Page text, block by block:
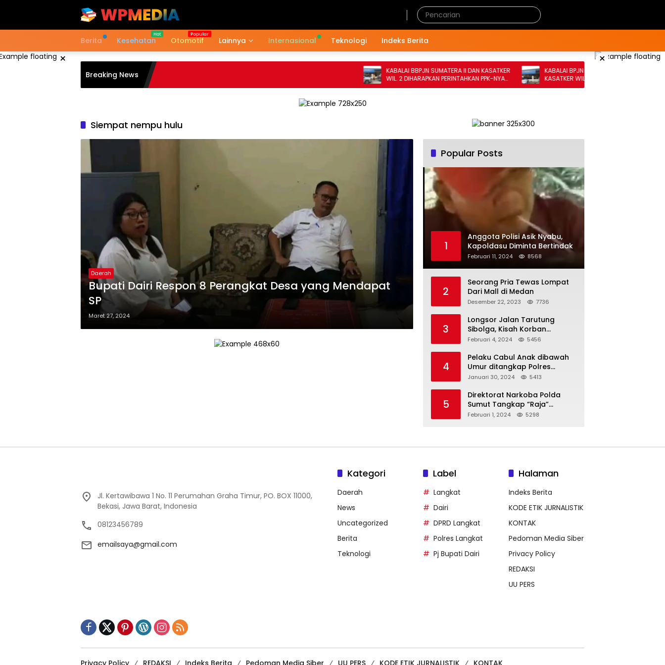
Berita Kesehatan Otomotif Lainnya Internasional Teknologi Indeks Berita
× ×
Breaking News
KABALAI BBPJN SUMATERA II DAN KASATKER
WIL. 2 DIHARAPKAN PERINTAHKAN PPK-NYA
MEMPERBAIKI DRAINASE DI RUAS JALAN
KABALAI BPJN SUMATRA II BESERTA
KASATKER WIL. 2 TOLONG CEK PEKERJAAN
JALAN BESAR KAB. DAIRI-HUMBAS
Siempat nempu hulu
Daerah
Bupati Dairi Respon 8 Perangkat Desa yang Mendapat
SP
Maret 27, 2024
Popular Posts
1
Anggota Polisi Asik Nyabu,
Kapoldasu Diminta Bertindak
Februari 11, 2024 8568
2
Seorang Pria Tewas Lompat
Dari Mall di Medan
Desember 22, 2023 7736
3
Longsor Jalan Tarutung
Sibolga, Kisah Korban
Selamat
Februari 4, 2024 5456
4
Pelaku Cabul Anak dibawah
Umur ditangkap Polres
Langkat
Januari 30, 2024 5413
5
Direktorat Narkoba Polda
Sumut Tangkap “Raja”
Narkoba
Februari 1, 2024 5298
Jl. Kertawibawa 1 No. 11 Perumahan Graha Timur, PO. BOX 11000,
Bekasi, Jawa Barat, Indonesia
08123456789
emailsaya@gmail.com
Kategori
Daerah
News
Uncategorized
Berita
Teknologi
Label
Langkat
Dairi
DPRD Langkat
Polres Langkat
Pj Bupati Dairi
Halaman
Indeks Berita
KODE ETIK JURNALISTIK
KONTAK
Pedoman Media Siber
Privacy Policy
REDAKSI
UU PERS